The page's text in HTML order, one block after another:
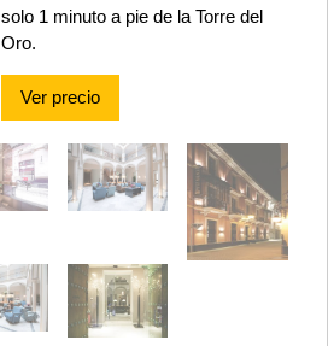
solo 1 minuto a pie de la Torre del
Oro.
Ver precio